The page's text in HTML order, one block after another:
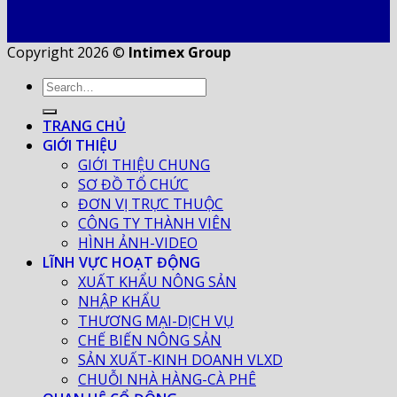
Copyright 2026 © Intimex Group
TRANG CHỦ
GIỚI THIỆU
GIỚI THIỆU CHUNG
SƠ ĐỒ TỔ CHỨC
ĐƠN VỊ TRỰC THUỘC
CÔNG TY THÀNH VIÊN
HÌNH ẢNH-VIDEO
LĨNH VỰC HOẠT ĐỘNG
XUẤT KHẨU NÔNG SẢN
NHẬP KHẨU
THƯƠNG MẠI-DỊCH VỤ
CHẾ BIẾN NÔNG SẢN
SẢN XUẤT-KINH DOANH VLXD
CHUỖI NHÀ HÀNG-CÀ PHÊ